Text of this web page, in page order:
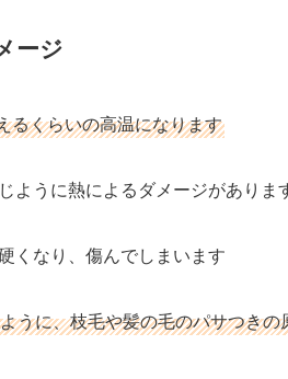
ージ
るくらいの高温になります
ように熱によるダメージがありま
くなり、傷んでしまいます
うに、枝毛や髪の毛のパサつき